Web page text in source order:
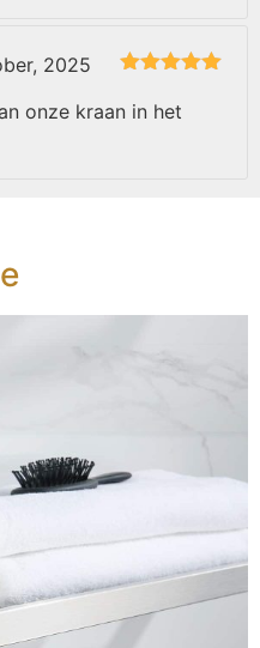
5 uit 5
2025
onze kraan in het